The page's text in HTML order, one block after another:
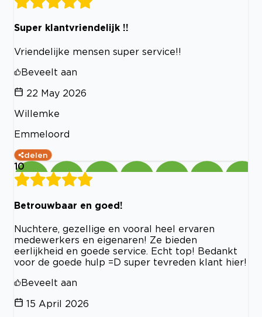
Super klantvriendelijk !!
Vriendelijke mensen super service!!
Beveelt aan
22 May 2026
Willemke
Emmeloord
delen
10
Betrouwbaar en goed!
Nuchtere, gezellige en vooral heel ervaren
medewerkers en eigenaren! Ze bieden
eerlijkheid en goede service. Echt top! Bedankt
voor de goede hulp =D super tevreden klant hier!
Beveelt aan
15 April 2026